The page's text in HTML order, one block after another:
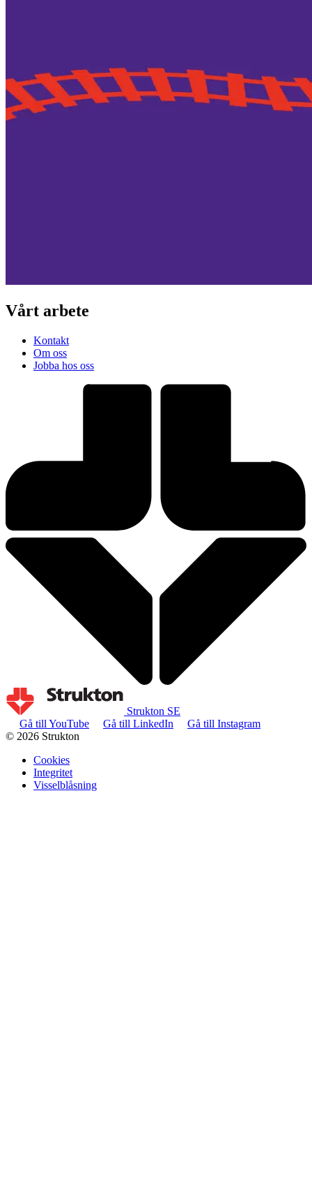
Vårt arbete
Kontakt
Om oss
Jobba hos oss
Strukton SE
Gå till YouTube
Gå till LinkedIn
Gå till Instagram
© 2026 Strukton
Cookies
Integritet
Visselblåsning